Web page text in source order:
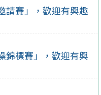
請賽」，歡迎有興趣
錦標賽」，歡迎有興